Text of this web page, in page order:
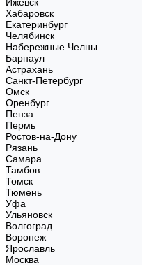
Хабаровск
Екатеринбург
Челябинск
Набережные Челны
Барнаул
Астрахань
Санкт-Петербург
Омск
Оренбург
Пенза
Пермь
Ростов-на-Дону
Рязань
Самара
Тамбов
Томск
Тюмень
Уфа
Ульяновск
Волгоград
Воронеж
Ярославль
Москва